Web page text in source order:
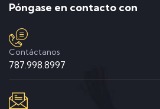
Póngase en contacto con
Contáctanos
787.998.8997